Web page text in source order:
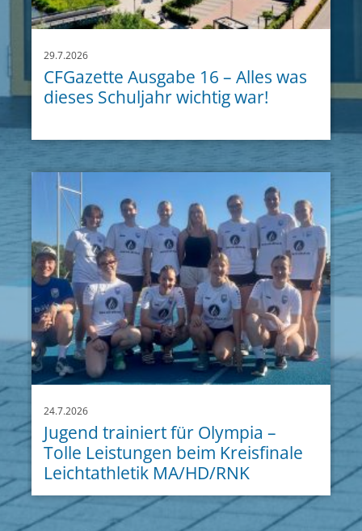
29.7.2026
CFGazette Ausgabe 16 – Alles was
dieses Schuljahr wichtig war!
24.7.2026
Jugend trainiert für Olympia –
Tolle Leistungen beim Kreisfinale
Leichtathletik MA/HD/RNK